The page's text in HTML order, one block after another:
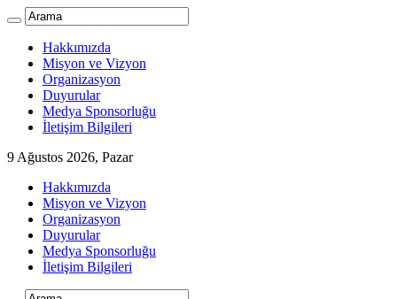
Hakkımızda
Misyon ve Vizyon
Organizasyon
Duyurular
Medya Sponsorluğu
İletişim Bilgileri
9 Ağustos 2026, Pazar
Hakkımızda
Misyon ve Vizyon
Organizasyon
Duyurular
Medya Sponsorluğu
İletişim Bilgileri